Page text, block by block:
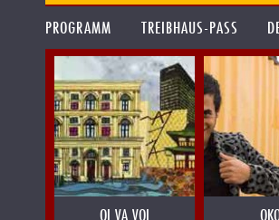
PROGRAMM TREIBHAUS-PASS
OI VA VOI